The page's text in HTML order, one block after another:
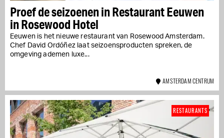
Proef de seizoenen in Restaurant Eeuwen
in Rosewood Hotel
Eeuwen is het nieuwe restaurant van Rosewood Amsterdam.
Chef David Ordóñez laat seizoensproducten spreken, de
omgeving ademen luxe...
AMSTERDAM CENTRUM
RESTAURANTS